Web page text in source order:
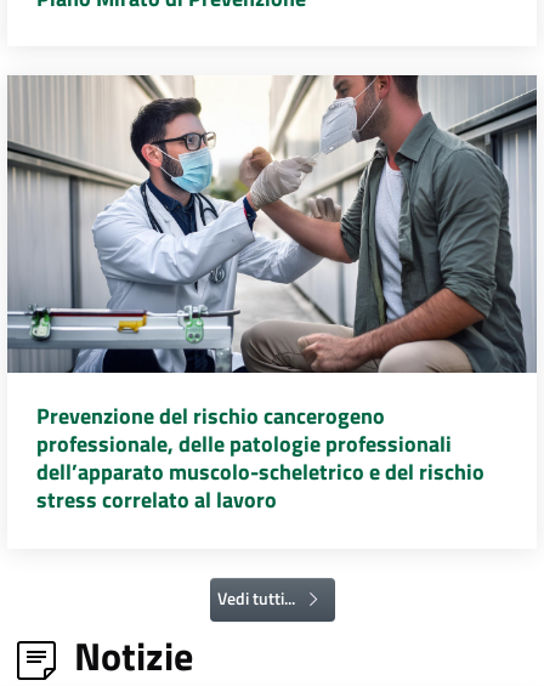
Prevenzione del rischio cancerogeno
professionale, delle patologie professionali
dell’apparato muscolo-scheletrico e del rischio
stress correlato al lavoro
Vedi tutti...
Notizie